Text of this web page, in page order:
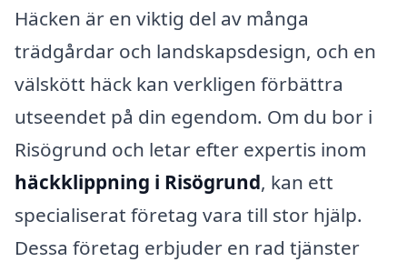
Häcken är en viktig del av många
trädgårdar och landskapsdesign, och en
välskött häck kan verkligen förbättra
utseendet på din egendom. Om du bor i
Risögrund och letar efter expertis inom
häckklippning i Risögrund, kan ett
specialiserat företag vara till stor hjälp.
Dessa företag erbjuder en rad tjänster